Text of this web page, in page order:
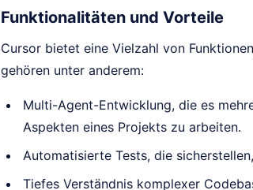
Funktionalitäten und Vorteile
Cursor bietet eine Vielzahl von
gehören unter anderem:
Multi-Agent-Entwicklung, die es
Aspekten eines Projekts zu arbeiten.
Automatisierte Tests, die
Tiefes Verständnis komplexer